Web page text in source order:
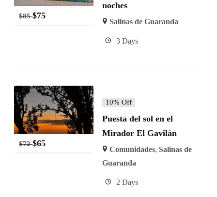
$85 $75
noches
Salinas de Guaranda
3 Days
$72 $65
10% Off
Puesta del sol en el
Mirador El Gavilán
Comunidades, Salinas de
Guaranda
2 Days